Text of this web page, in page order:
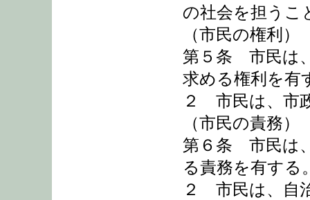
の社会を担うこ
（市民の権利）
第５条 市民は
求める権利を有
２ 市民は、市
（市民の責務）
第６条 市民は
る責務を有する
２ 市民は、自